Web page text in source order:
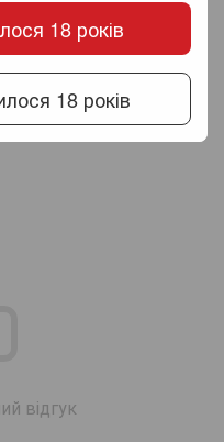
18 років
18 років
відгук